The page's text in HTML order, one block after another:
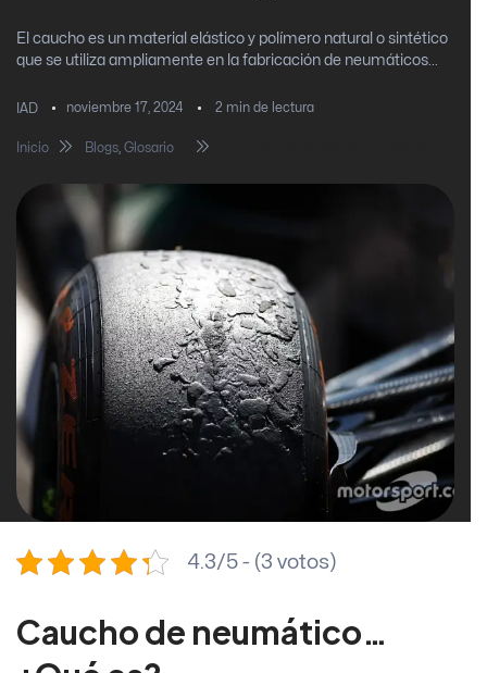
El caucho es un material elástico y polímero natural o sintético
que se utiliza ampliamente en la fabricación de neumáticos...
IAD noviembre 17, 2024 2 min de lectura
Inicio Blogs, Glosario
4.3/5 - (3 votos)
Caucho de neumático…